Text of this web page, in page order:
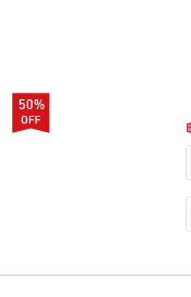
50%